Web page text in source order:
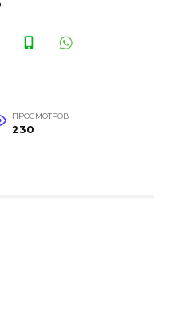
ПРОСМОТРОВ
230